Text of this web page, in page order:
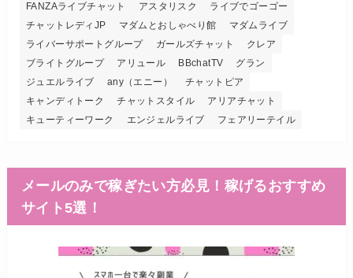
FANZAライブチャット
アスタリスク
ライブでゴーゴー
チャットレディJP
マダムとおしゃべり館
マダムライブ
ライバーサポートグループ
ガールズチャット
クレア
ブライトグループ
アリュール BBchatTV
グラン
ジュエルライブ
any（エニー）
チャットピア
キャンディトーク
チャットスタイル
アリアチャット
キューティーワーク
エンジェルライブ フェアリーテイル
メールのみで稼ぎたい方必見！稼げるおすすめ
サイト5選！